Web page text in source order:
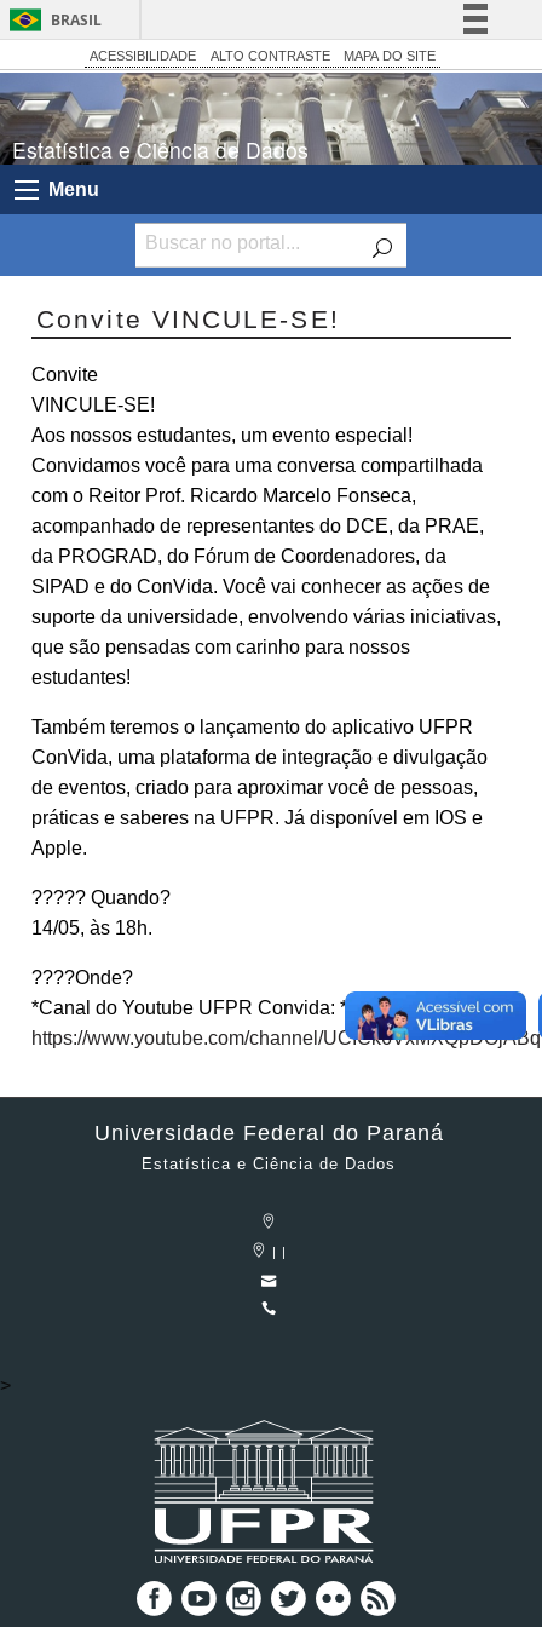
BRASIL
Simplifique!
Comunica BR
Participe
Acesso à informação
Canais
ACESSIBILIDADE ALTO CONTRASTE MAPA DO SITE
Estatística e Ciência de Dados
Menu
Convite VINCULE-SE!
Convite
VINCULE-SE!
Aos nossos estudantes, um evento especial!
Convidamos você para uma conversa compartilhada
com o Reitor Prof. Ricardo Marcelo Fonseca,
acompanhado de representantes do DCE, da PRAE,
da PROGRAD, do Fórum de Coordenadores, da
SIPAD e do ConVida. Você vai conhecer as ações de
suporte da universidade, envolvendo várias iniciativas,
que são pensadas com carinho para nossos
estudantes!
Também teremos o lançamento do aplicativo UFPR
ConVida, uma plataforma de integração e divulgação
de eventos, criado para aproximar você de pessoas,
práticas e saberes na UFPR. Já disponível em IOS e
Apple.
????? Quando?
14/05, às 18h.
????Onde?
*Canal do Youtube UFPR Convida: *
https://www.youtube.com/channel/
Universidade Federal do Paraná
Estatística e Ciência de Dados
>